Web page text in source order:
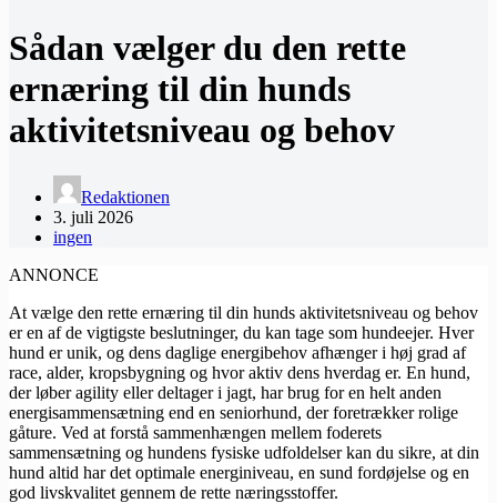
Sådan vælger du den rette
ernæring til din hunds
aktivitetsniveau og behov
Redaktionen
3. juli 2026
ingen
ANNONCE
At vælge den rette ernæring til din hunds aktivitetsniveau og behov
er en af de vigtigste beslutninger, du kan tage som hundeejer. Hver
hund er unik, og dens daglige energibehov afhænger i høj grad af
race, alder, kropsbygning og hvor aktiv dens hverdag er. En hund,
der løber agility eller deltager i jagt, har brug for en helt anden
energisammensætning end en seniorhund, der foretrækker rolige
gåture. Ved at forstå sammenhængen mellem foderets
sammensætning og hundens fysiske udfoldelser kan du sikre, at din
hund altid har det optimale energiniveau, en sund fordøjelse og en
god livskvalitet gennem de rette næringsstoffer.